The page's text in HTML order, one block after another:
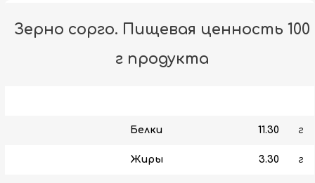
Зерно сорго. Пищевая ценность 100
г продукта
Белки 11.30 г
Жиры 3.30 г